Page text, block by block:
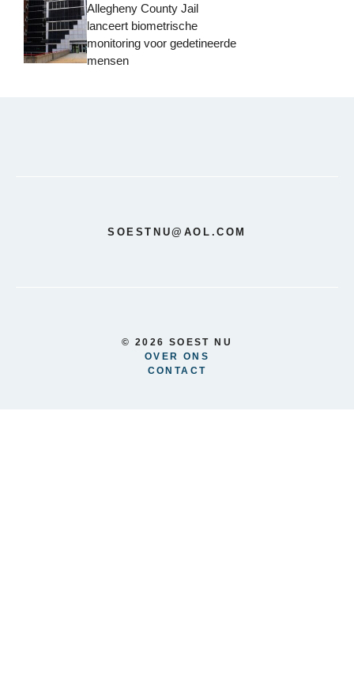
Allegheny County Jail
lanceert biometrische
monitoring voor gedetineerde
mensen
SOESTNU@AOL.COM
© 2026 SOEST NU
OVER ONS
CONTACT